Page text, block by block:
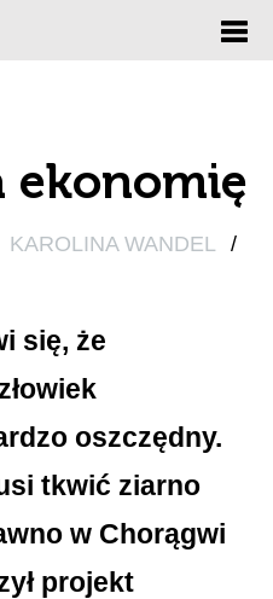
ekonomię
KAROLINA WANDEL /
się, że
oszczędny.
tkwić ziarno
w Chorągwi
projekt